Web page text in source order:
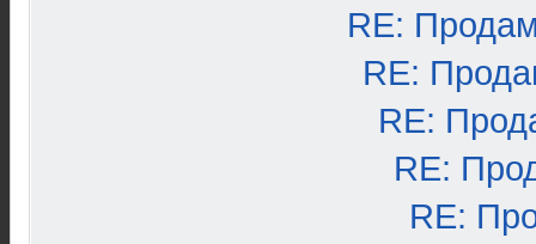
RE:
RE:
RE:
RE:
RE: